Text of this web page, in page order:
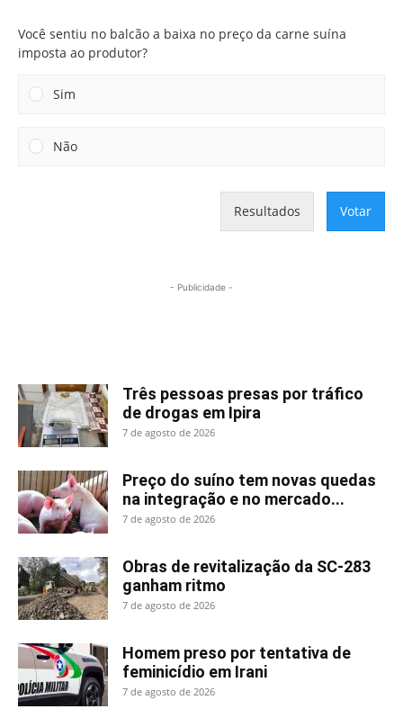
Você sentiu no balcão a baixa no preço da carne suína
imposta ao produtor?
Sim
Não
Resultados Votar
- Publicidade -
Três pessoas presas por tráfico
de drogas em Ipira
7 de agosto de 2026
Preço do suíno tem novas quedas
na integração e no mercado...
7 de agosto de 2026
Obras de revitalização da SC-283
ganham ritmo
7 de agosto de 2026
Homem preso por tentativa de
feminicídio em Irani
7 de agosto de 2026